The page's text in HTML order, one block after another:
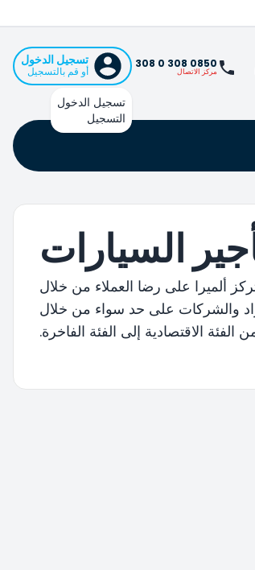
0850 308 0 308
مركز الاتصال
تسجيل الدخول
أو قم بالتسجيل
تسجيل الدخول
التسجيل
في مواقع مختلفة في تركيا. تركز ألميرا على رضا العملاء من خلال
والشركات على حد سواء من خلال
الاقتصادية إلى الفئة الفاخرة.